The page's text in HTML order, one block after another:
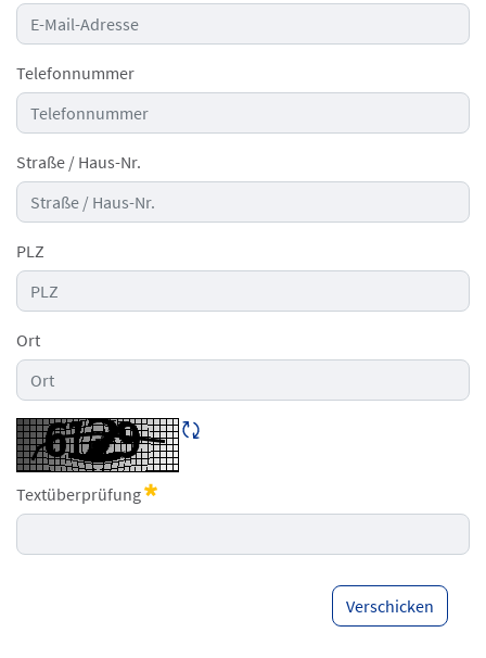
Erforderlich
Telefonnummer
Straße / Haus-Nr.
PLZ
Ort
Textüberprüfung
Erforderlich
Verschicken